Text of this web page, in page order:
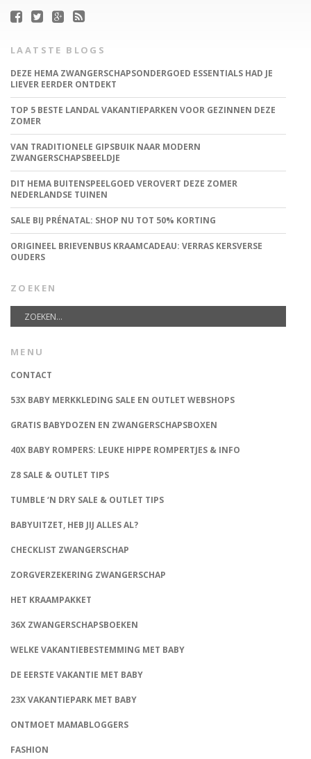
LAATSTE BLOGS
DEZE HEMA ZWANGERSCHAPSONDERGOED ESSENTIALS HAD JE
LIEVER EERDER ONTDEKT
TOP 5 BESTE LANDAL VAKANTIEPARKEN VOOR GEZINNEN DEZE
ZOMER
VAN TRADITIONELE GIPSBUIK NAAR MODERN
ZWANGERSCHAPSBEELDJE
DIT HEMA BUITENSPEELGOED VEROVERT DEZE ZOMER
NEDERLANDSE TUINEN
SALE BIJ PRÉNATAL: SHOP NU TOT 50% KORTING
ORIGINEEL BRIEVENBUS KRAAMCADEAU: VERRAS KERSVERSE
OUDERS
ZOEKEN
MENU
CONTACT
53X BABY MERKKLEDING SALE EN OUTLET WEBSHOPS
GRATIS BABYDOZEN EN ZWANGERSCHAPSBOXEN
40X BABY ROMPERS: LEUKE HIPPE ROMPERTJES & INFO
Z8 SALE & OUTLET TIPS
TUMBLE ‘N DRY SALE & OUTLET TIPS
BABYUITZET, HEB JIJ ALLES AL?
CHECKLIST ZWANGERSCHAP
ZORGVERZEKERING ZWANGERSCHAP
HET KRAAMPAKKET
36X ZWANGERSCHAPSBOEKEN
WELKE VAKANTIEBESTEMMING MET BABY
DE EERSTE VAKANTIE MET BABY
23X VAKANTIEPARK MET BABY
ONTMOET MAMABLOGGERS
FASHION